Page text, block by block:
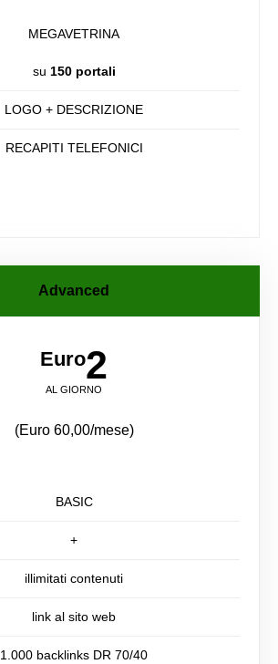
MEGAVETRINA
su 150 portali
LOGO + DESCRIZIONE
RECAPITI TELEFONICI
Advanced
Euro2
AL GIORNO
(Euro 60,00/mese)
BASIC
+
illimitati contenuti
link al sito web
1.000 backlinks DR 70/40